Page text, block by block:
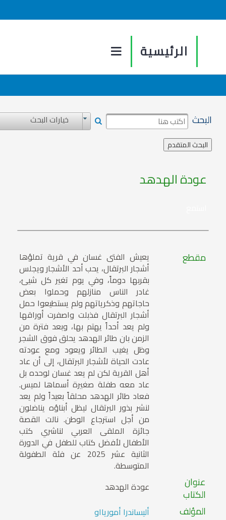
الرئيسية
البحث خيارات البحث
عودة الهدهد
مقطع يعيش الفتى غسان في قرية تملؤها
أشجار البرتقال، يحب أحد الأشجار ويجلس
بقربها دوماً، وفي يوم تغير كل شيئ،
غادر الناس منازلهم وحملوا بعض
حاجاتهم وذكرياتهم ولم يستطيعوا حمل
أشجار البرتقال فذبلت واصفرت أوراقها
ولم يعد أحداً يهتم بها، وبعد فترة من
الزمن بان طائر الهدهد يحلق فوق الشجر
وظل يغيب الطائر ويعود ومع عودته
عادت الحياة لأشجار البرتقال، إلى أن عاد
أهل القرية لكن لم يعد غسان لوحده بل
عاد معه طفلة صغيرة أسماها لميس.
فعاد طائر الهدهد محلقاً بعيداً ولم يعد
لنشر بذور البرتقال ليظل أبناؤه يناضلون
من أجل استرجاع الوطن. نالت القصة
جائزة الملقى العربي لناشري كتب
الأطفال لأفضل كتاب للطفل في الدورة
الثانية عشر 2025 عن فئة الطفولة
المتوسطة.
عنوان
الكتاب عودة الهدهد
المؤلف أليساندرا أموريااو